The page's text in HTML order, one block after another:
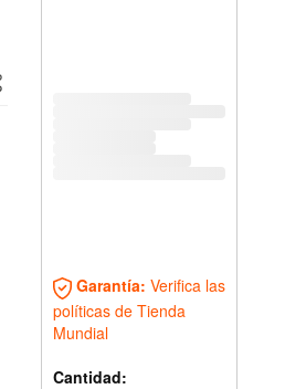
Garantía: Verifica las
políticas de Tienda
Mundial
Cantidad: